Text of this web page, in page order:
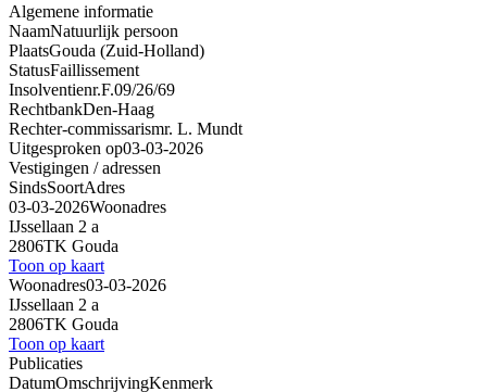
Algemene informatie
NaamNatuurlijk persoon
PlaatsGouda (Zuid-Holland)
StatusFaillissement
Insolventienr.F.09/26/69
RechtbankDen-Haag
Rechter-commissarismr. L. Mundt
Uitgesproken op03-03-2026
Vestigingen / adressen
SindsSoortAdres
03-03-2026Woonadres
IJssellaan 2 a
2806TK Gouda
Toon op kaart
Woonadres03-03-2026
IJssellaan 2 a
2806TK Gouda
Toon op kaart
Publicaties
DatumOmschrijvingKenmerk